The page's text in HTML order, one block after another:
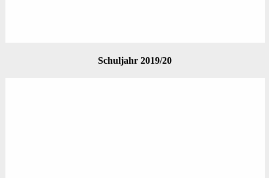
Schuljahr 2019/20